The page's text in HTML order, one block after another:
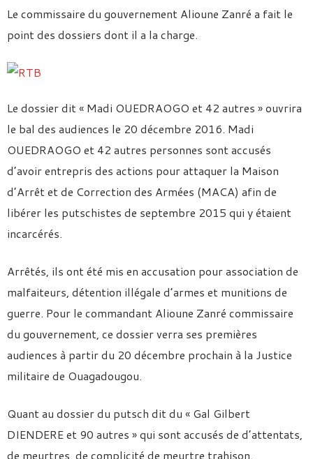
Le commissaire du gouvernement Alioune Zanré a fait le
point des dossiers dont il a la charge.
Le dossier dit « Madi OUEDRAOGO et 42 autres » ouvrira
le bal des audiences le 20 décembre 2016. Madi
OUEDRAOGO et 42 autres personnes sont accusés
d’avoir entrepris des actions pour attaquer la Maison
d’Arrêt et de Correction des Armées (MACA) afin de
libérer les putschistes de septembre 2015 qui y étaient
incarcérés.
Arrêtés, ils ont été mis en accusation pour association de
malfaiteurs, détention illégale d’armes et munitions de
guerre. Pour le commandant Alioune Zanré commissaire
du gouvernement, ce dossier verra ses premières
audiences à partir du 20 décembre prochain à la Justice
militaire de Ouagadougou.
Quant au dossier du putsch dit du « Gal Gilbert
DIENDERE et 90 autres » qui sont accusés de d’attentats,
de meurtres, de complicité de meurtre trahison,